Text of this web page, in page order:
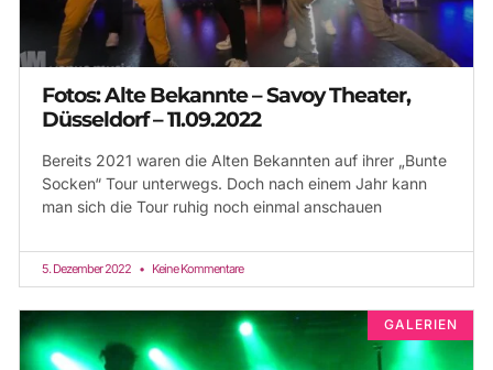
Fotos: Alte Bekannte – Savoy Theater,
Düsseldorf – 11.09.2022
Bereits 2021 waren die Alten Bekannten auf ihrer „Bunte
Socken“ Tour unterwegs. Doch nach einem Jahr kann
man sich die Tour ruhig noch einmal anschauen
5. Dezember 2022 Keine Kommentare
GALERIEN